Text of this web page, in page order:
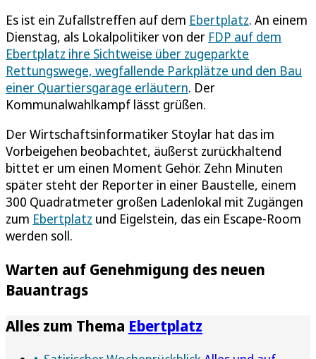
Es ist ein Zufallstreffen auf dem Ebertplatz. An einem
Dienstag, als Lokalpolitiker von der FDP auf dem
Ebertplatz ihre Sichtweise über zugeparkte
Rettungswege, wegfallende Parkplätze und den Bau
einer Quartiersgarage erläutern. Der
Kommunalwahlkampf lässt grüßen.
Der Wirtschaftsinformatiker Stoylar hat das im
Vorbeigehen beobachtet, äußerst zurückhaltend
bittet er um einen Moment Gehör. Zehn Minuten
später steht der Reporter in einer Baustelle, einem
300 Quadratmeter großen Ladenlokal mit Zugängen
zum Ebertplatz und Eigelstein, das ein Escape-Room
werden soll.
Warten auf Genehmigung des neuen
Bauantrags
Alles zum Thema Ebertplatz